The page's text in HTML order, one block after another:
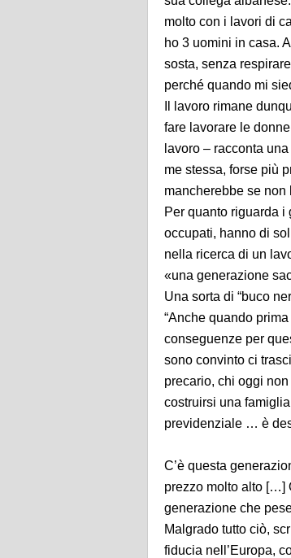
molto con i lavori di
ho 3 uomini in casa.
sosta, senza
perché quando mi
Il lavoro rimane
fare lavorare le
lavoro – racconta
me stessa, forse più
mancherebbe se non
Per quanto riguarda
occupati, hanno di
nella ricerca di un
«una generazione
Una sorta di “buco
“Anche quando
conseguenze per
sono convinto ci
precario, chi oggi
costruirsi una
previdenziale … è
C’è questa
prezzo molto alto […]
generazione che
Malgrado tutto ciò,
fiducia nell’Europa,